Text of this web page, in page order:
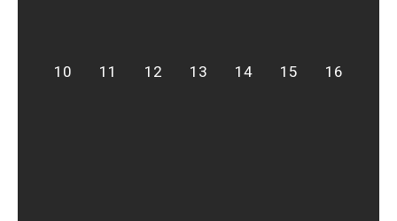
10 11 12 13 14 15 16